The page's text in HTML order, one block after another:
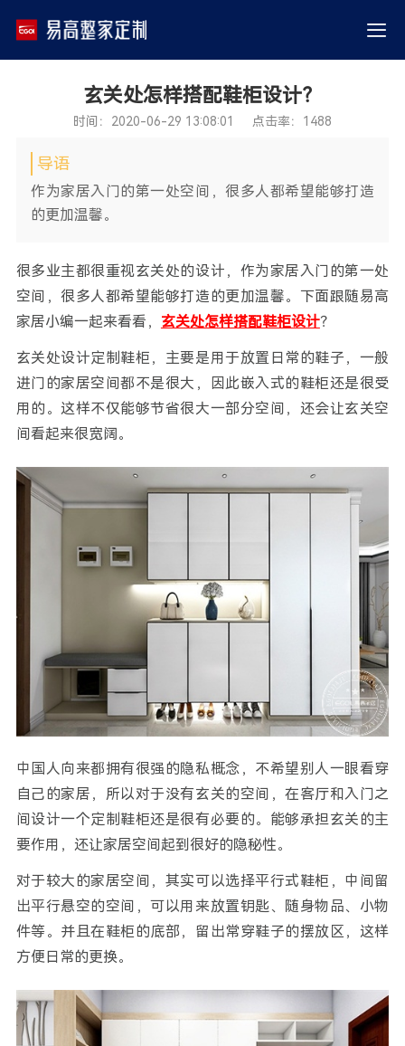
玄关处怎样搭配鞋柜设计？
时间：2020-06-29 13:08:01 点击率：1488
导语
作为家居入门的第一处空间，很多人都希望能够打造
的更加温馨。
很多业主都很重视玄关处的设计，作为家居入门的第一处
空间，很多人都希望能够打造的更加温馨。下面跟随易高
家居小编一起来看看， 玄关处怎样搭配鞋柜设计？
玄关处设计定制鞋柜，主要是用于放置日常的鞋子，一般
进门的家居空间都不是很大，因此嵌入式的鞋柜还是很受
用的。这样不仅能够节省很大一部分空间，还会让玄关空
间看起来很宽阔。
中国人向来都拥有很强的隐私概念，不希望别人一眼看穿
自己的家居，所以对于没有玄关的空间，在客厅和入门之
间设计一个定制鞋柜还是很有必要的。能够承担玄关的主
要作用，还让家居空间起到很好的隐秘性。
对于较大的家居空间，其实可以选择平行式鞋柜，中间留
出平行悬空的空间，可以用来放置钥匙、随身物品、小物
件等。并且在鞋柜的底部，留出常穿鞋子的摆放区，这样
方便日常的更换。